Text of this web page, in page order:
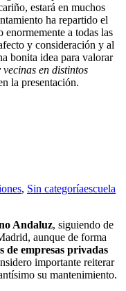
estará en muchos
ha repartido el
a todas las
y consideración y al
bonita idea para valorar
en distintos
la presentación.
, Sin categoríaescuela
Andaluz, siguiendo de
aunque de forma
de empresas privadas
importante reiterar
su mantenimiento.